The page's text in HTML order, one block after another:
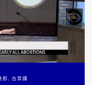
那, 合眾國